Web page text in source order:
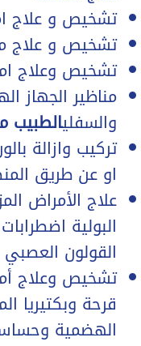
تشخيص و علاج
تشخيص و علاج
تشخيص وعلاج
مناظير الجهاز
والسفلي
تركيب وازالة
او عن طريق
علاج الأمراض
البولية
القولون العصبي
تشخيص وعلاج
قرحة وبكتيريا
الهضمية